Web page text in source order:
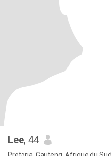
Lee, 44